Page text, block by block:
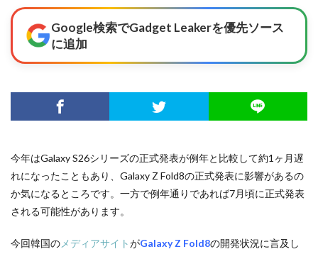
Google検索でGadget Leakerを優先ソース
に追加
今年はGalaxy S26シリーズの正式発表が例年と比較して約1ヶ月遅
れになったこともあり、Galaxy Z Fold8の正式発表に影響があるの
か気になるところです。一方で例年通りであれば7月頃に正式発表
される可能性があります。
今回韓国の メディアサイトがGalaxy Z Fold8の開発状況に言及し